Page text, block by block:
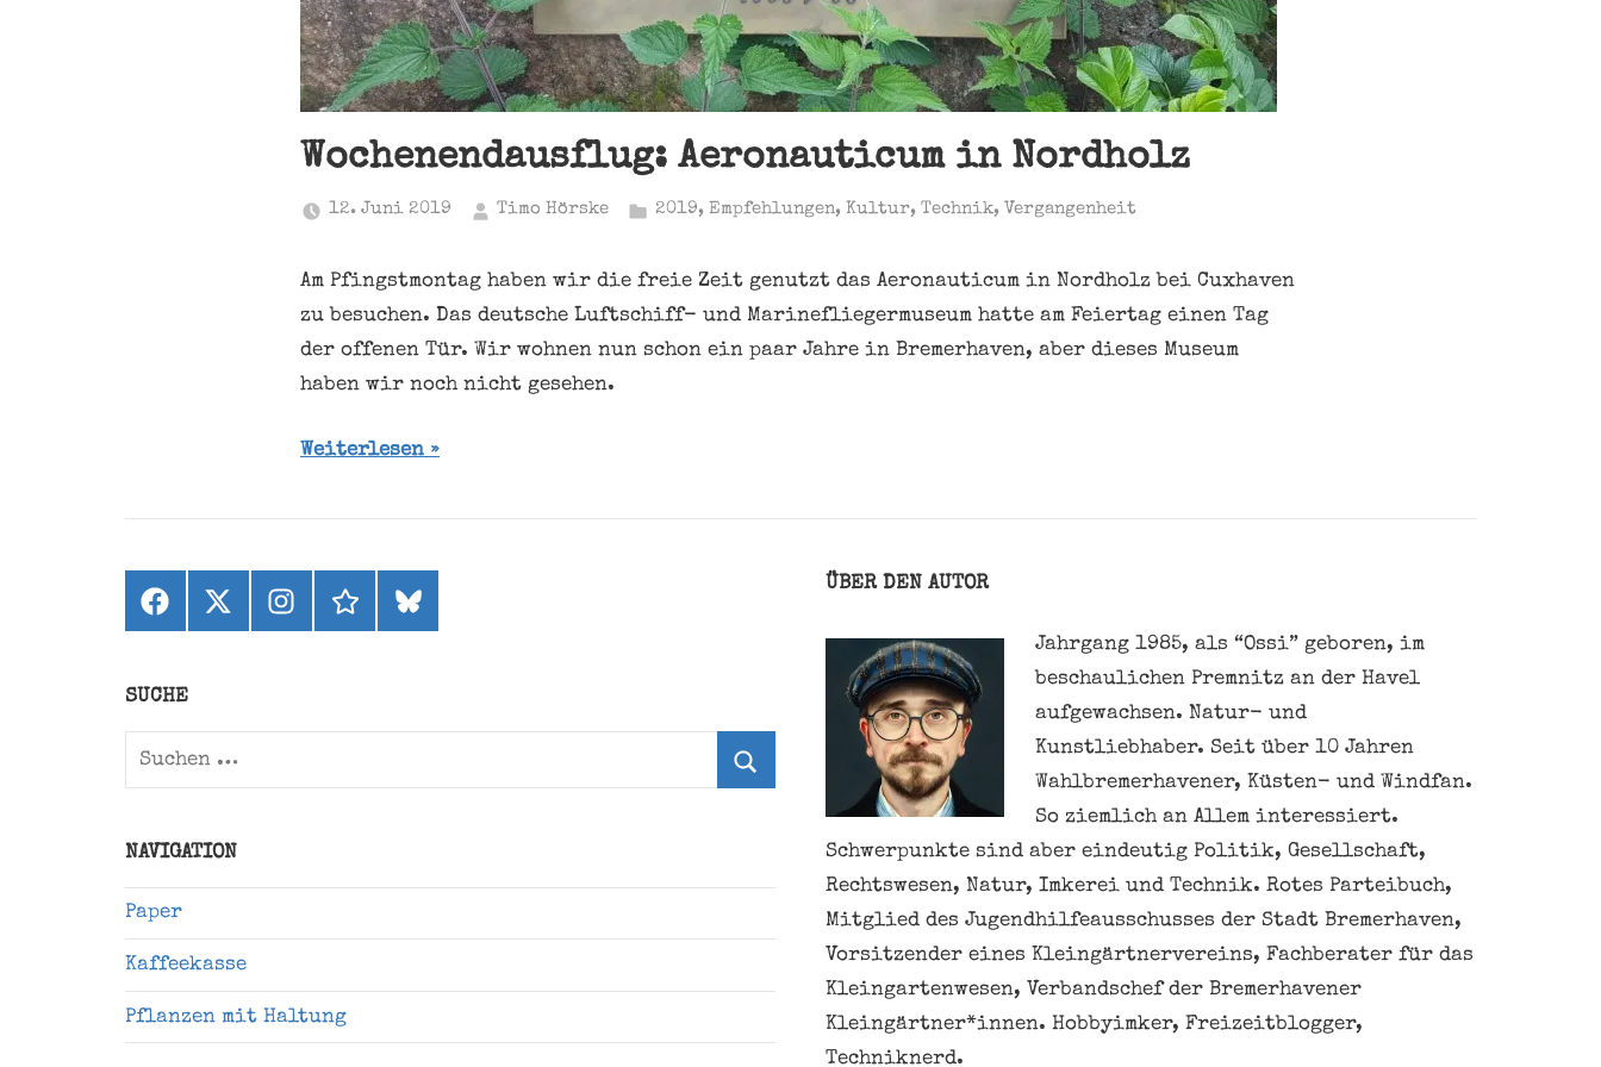
Wochenendausflug: Aeronauticum in Nordholz
12. Juni 2019 Timo Hörske 2019, Empfehlungen, Kultur, Technik, Vergangenheit
Am Pfingstmontag haben wir die freie Zeit genutzt das Aeronauticum in Nordholz bei Cuxhaven
zu besuchen. Das deutsche Luftschiff- und Marinefliegermuseum hatte am Feiertag einen Tag
der offenen Tür. Wir wohnen nun schon ein paar Jahre in Bremerhaven, aber dieses Museum
haben wir noch nicht gesehen.
Weiterlesen
Facebook
X
(ehemals
Instagramthreadsbluesky
SUCHE
Suchen
NAVIGATION
Paper
Kaffeekasse
Pflanzen mit Haltung
ÜBER DEN AUTOR
Jahrgang 1985, als “Ossi” geboren, im
beschaulichen Premnitz an der Havel
aufgewachsen. Natur- und
Kunstliebhaber. Seit über 10 Jahren
Wahlbremerhavener, Küsten- und Windfan.
So ziemlich an Allem interessiert.
Schwerpunkte sind aber eindeutig Politik, Gesellschaft,
Rechtswesen, Natur, Imkerei und Technik. Rotes Parteibuch,
Mitglied des Jugendhilfeausschusses der Stadt Bremerhaven,
Vorsitzender eines Kleingärtnervereins, Fachberater für das
Kleingartenwesen, Verbandschef der Bremerhavener
Kleingärtner*innen. Hobbyimker, Freizeitblogger,
Techniknerd.